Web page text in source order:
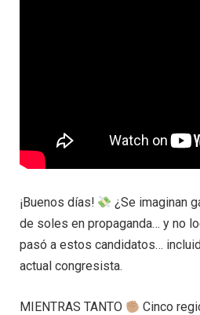
¡Buenos días!
¿Se imaginan
de soles en propaganda… y no
pasó a estos candidatos…
actual congresista.
MIENTRAS TANTO
Cinco